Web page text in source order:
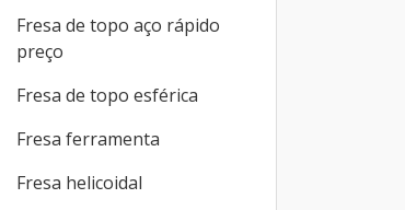
Fresa de topo aço rápido
preço
Fresa de topo esférica
Fresa ferramenta
Fresa helicoidal